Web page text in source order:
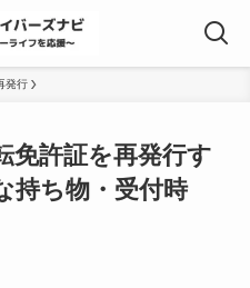
発行
免許証を再発行す
持ち物・受付時